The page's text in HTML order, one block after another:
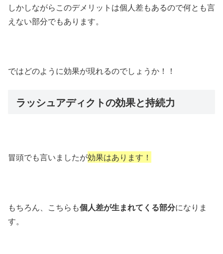
しかしながらこのデメリットは個人差もあるので何とも言
えない部分でもあります。
ではどのように効果が現れるのでしょうか！！
ラッシュアディクトの効果と持続力
冒頭でも言いましたが効果はあります！
もちろん、こちらも個人差が生まれてくる部分になりま
す。